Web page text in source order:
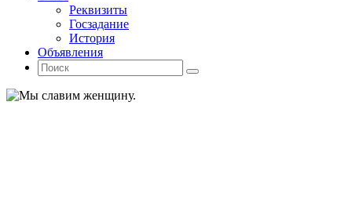
Реквизиты
Госзадание
История
Объявления
Поиск
Искать:
Поиск